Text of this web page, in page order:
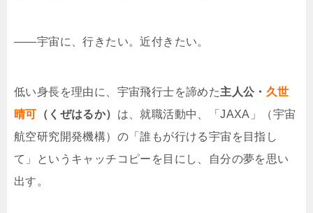
――宇宙に、行きたい。近付きたい。
低い身長を理由に、宇宙飛行士を諦めた主人公・ 久世
晴可 （くぜはるか） は、就職活動中、「JAXA」（宇宙
航空研究開発機構）の「誰もが行ける宇宙を目指し
て」というキャッチコピーを目にし、自分の夢を思い
出す。